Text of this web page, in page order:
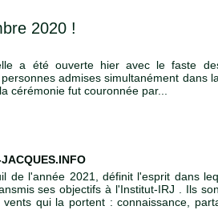
2020 !
a été ouverte hier avec le faste
admises simultanément dans
cérémonie fut couronnée par...
de l'année 2021, définit l'esprit dans
ses objectifs à l'Institut-IRJ . Ils
qui la portent : connaissance,